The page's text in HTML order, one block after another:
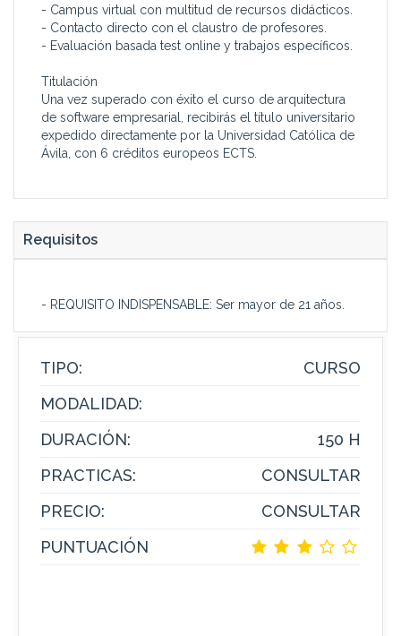
- Campus virtual con multitud de recursos didácticos.
- Contacto directo con el claustro de profesores.
- Evaluación basada test online y trabajos específicos.
Titulación
Una vez superado con éxito el curso de arquitectura
de software empresarial, recibirás el título universitario
expedido directamente por la Universidad Católica de
Ávila, con 6 créditos europeos ECTS.
Requisitos
- REQUISITO INDISPENSABLE: Ser mayor de 21 años.
TIPO:
CURSO
MODALIDAD:
DURACIÓN:
150 H
PRACTICAS:
CONSULTAR
PRECIO:
CONSULTAR
PUNTUACIÓN